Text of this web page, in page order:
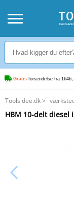
Gratis forsendelse fra 1646,-
Toolsidee.dk>
HBM 10-delt diesel
HBM 10-delt